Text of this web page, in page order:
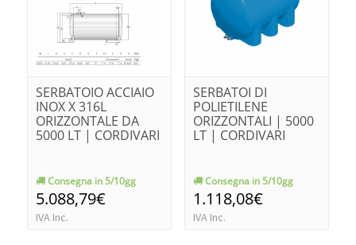
SERBATOIO ACCIAIO
INOX X 316L
ORIZZONTALE DA
5000 LT | CORDIVARI
Consegna in 5/10gg
5.088,79€
IVA Inc.
SERBATOI DI
POLIETILENE
ORIZZONTALI | 5000
LT | CORDIVARI
Consegna in 5/10gg
1.118,08€
IVA Inc.